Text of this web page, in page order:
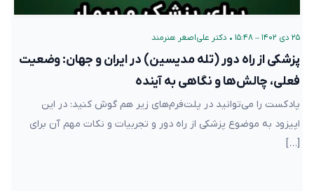
۲۵ دی ۱۴۰۲ – ۱۵:۴۸ • دکتر علی‌اصغر هنرمند
پزشکی از راه دور (تله‌ مدیسین) در ایران و جهان: وضعیت
فعلی، چالش‌ها و نگاهی به آینده
پادکست را می‌توانید در پلت‌فرم‌های زیر هم گوش کنید: در این
اپیزود به موضوع پزشکی از راه دور و تجربیات و نکات مهم آن برای
[…]